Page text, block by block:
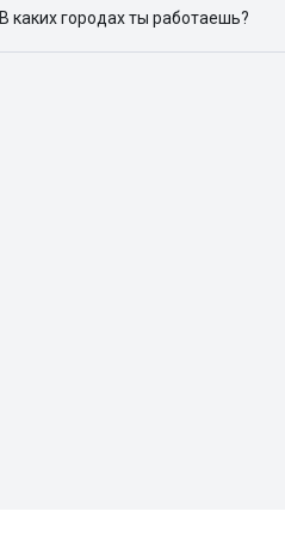
В каких городах ты работаешь?